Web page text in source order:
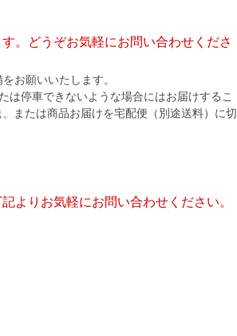
。どうぞお気軽にお問い合わせくださ
お願いいたします。
停車できないような場合にはお届けするこ
または商品お届けを宅配便（別途送料）に切
よりお気軽にお問い合わせください。